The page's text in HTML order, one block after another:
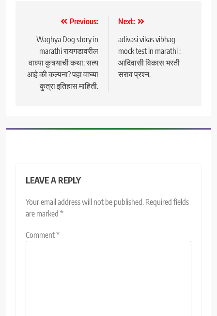
navigation
Previous:
Waghya Dog story in
marathi रायगडावरील
वाघ्या कुत्र्याची कथा: सत्य
आहे की कल्पना? पहा वाघ्या
कुत्रा इतिहास माहिती.
Next:
adivasi vikas vibhag
mock test in marathi :
आदिवासी विकास भरती
सराव प्रश्न.
LEAVE A REPLY
Your email address will not be published. Required fields
are marked *
Comment*